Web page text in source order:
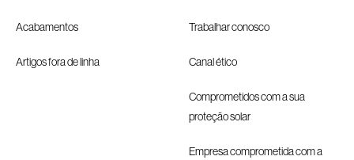
Acabamentos
Artigos fora de linha
Trabalhar conosco
Canal ético
Comprometidos com a sua
proteção solar
Empresa comprometida com a